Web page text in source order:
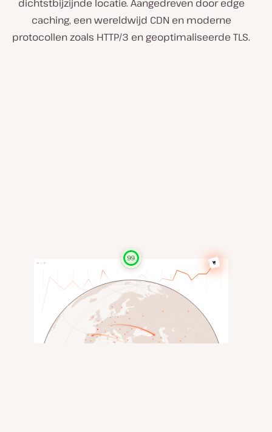
dichtstbijzijnde locatie. Aangedreven door edge
caching, een wereldwijd CDN en moderne
protocollen zoals HTTP/3 en geoptimaliseerde TLS.